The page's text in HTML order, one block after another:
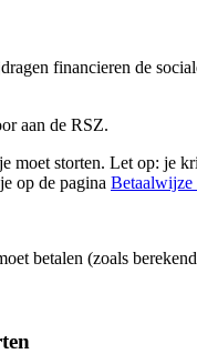
financieren de
aan de RSZ.
storten. Let op: je
op de pagina Betaalwijze
betalen (zoals